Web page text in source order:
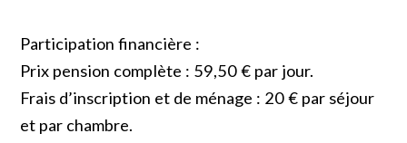
Participation financière :
Prix pension complète : 59,50 € par jour.
Frais d’inscription et de ménage : 20 € par séjour
et par chambre.